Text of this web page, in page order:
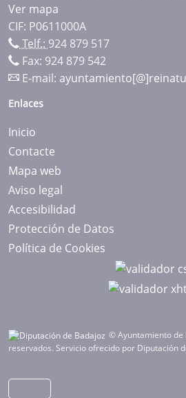
Ver mapa
CIF: P0611000A
Telf.: 924 879 517
Fax: 924 879 542
E-mail:
Enlaces
Inicio
Contacte
Mapa web
Aviso legal
Accesibilidad
Protección de Datos
Política de Cookies
© Ayuntamiento de
reservados. Servicio ofrecido por Diputación